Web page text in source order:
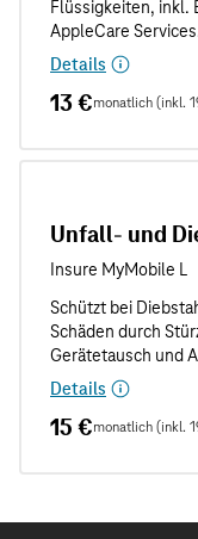
Details
13 €monatlich (inkl.
Unfall- und
Details
15 €monatlich (inkl.